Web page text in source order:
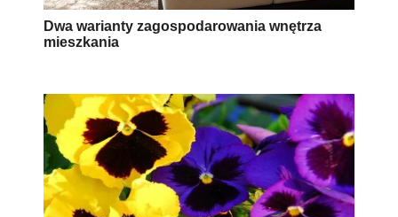
Dwa warianty zagospodarowania wnętrza
mieszkania